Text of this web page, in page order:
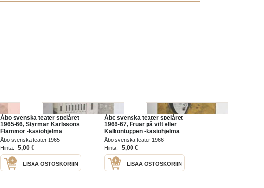
Åbo svenska teater spelåret
1965-66, Styrman Karlssons
Flammor -käsiohjelma
Åbo svenska teater 1965
Hinta:
5,00 €
LISÄÄ OSTOSKORIIN
Åbo svenska teater spelåret
1966-67, Fruar på vift eller
Kalkontuppen -käsiohjelma
Åbo svenska teater 1966
Hinta:
5,00 €
LISÄÄ OSTOSKORIIN